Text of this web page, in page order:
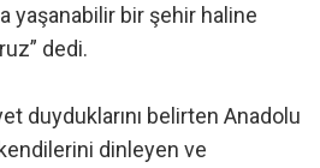
yaşanabilir bir şehir haline
dedi.
duyduklarını belirten Anadolu
dinleyen ve